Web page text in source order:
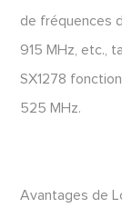
de fréquences
915 MHz, etc.,
SX1278
525 MHz.
Avantages de